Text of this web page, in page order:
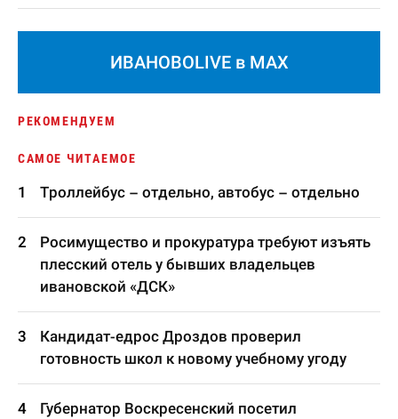
ИВАНОВОLIVE в MAX
РЕКОМЕНДУЕМ
САМОЕ ЧИТАЕМОЕ
Троллейбус – отдельно, автобус – отдельно
Росимущество и прокуратура требуют изъять
плесский отель у бывших владельцев
ивановской «ДСК»
Кандидат-едрос Дроздов проверил
готовность школ к новому учебному угоду
Губернатор Воскресенский посетил